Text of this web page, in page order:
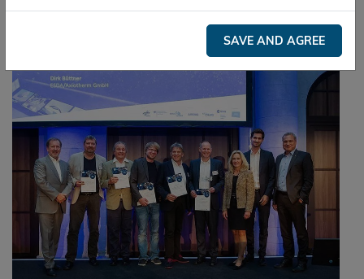
SAVE AND AGREE
Material für die thermische Stabilisierung
von Bauteilen und Systemen